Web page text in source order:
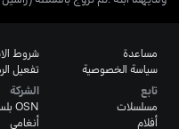
مساعدة
سياسة الخصوصية
شروط
تفعيل
تابع
مسلسلات
أفلام
الشركة
OSN بلس
أنغامي